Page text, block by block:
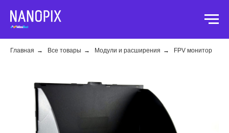
Главная → Все товары → Модули и расширения → FPV монитор